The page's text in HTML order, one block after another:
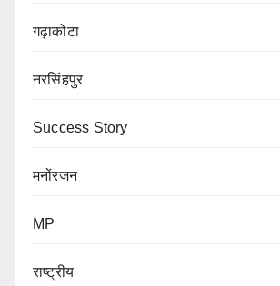
गढ़ाकोटा
नरसिंहपुर
Success Story
मनोंरजन
MP
राष्ट्रीय